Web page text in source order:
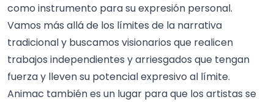
como instrumento para su expresión personal.
Vamos más allá de los límites de la narrativa
tradicional y buscamos visionarios que realicen
trabajos independientes y arriesgados que tengan
fuerza y ​​lleven su potencial expresivo al límite.
Animac también es un lugar para que los artistas se